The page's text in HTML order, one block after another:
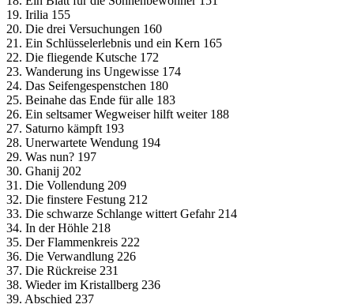
19. Irilia 155
20. Die drei Versuchungen 160
21. Ein Schlüsselerlebnis und ein Kern 165
22. Die fliegende Kutsche 172
23. Wanderung ins Ungewisse 174
24. Das Seifengespenstchen 180
25. Beinahe das Ende für alle 183
26. Ein seltsamer Wegweiser hilft weiter 188
27. Saturno kämpft 193
28. Unerwartete Wendung 194
29. Was nun? 197
30. Ghanij 202
31. Die Vollendung 209
32. Die finstere Festung 212
33. Die schwarze Schlange wittert Gefahr 214
34. In der Höhle 218
35. Der Flammenkreis 222
36. Die Verwandlung 226
37. Die Rückreise 231
38. Wieder im Kristallberg 236
39. Abschied 237